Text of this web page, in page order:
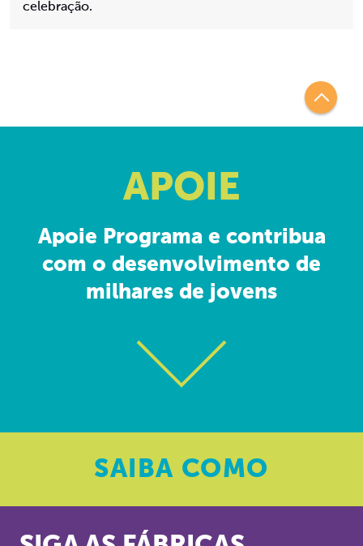
celebração.
APOIE
Apoie Programa e contribua
com o desenvolvimento de
milhares de jovens
SAIBA COMO